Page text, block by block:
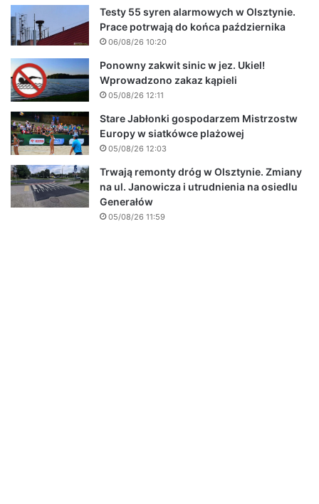
Testy 55 syren alarmowych w Olsztynie.
Prace potrwają do końca października
06/08/26 10:20
Ponowny zakwit sinic w jez. Ukiel!
Wprowadzono zakaz kąpieli
05/08/26 12:11
Stare Jabłonki gospodarzem Mistrzostw
Europy w siatkówce plażowej
05/08/26 12:03
Trwają remonty dróg w Olsztynie. Zmiany
na ul. Janowicza i utrudnienia na osiedlu
Generałów
05/08/26 11:59